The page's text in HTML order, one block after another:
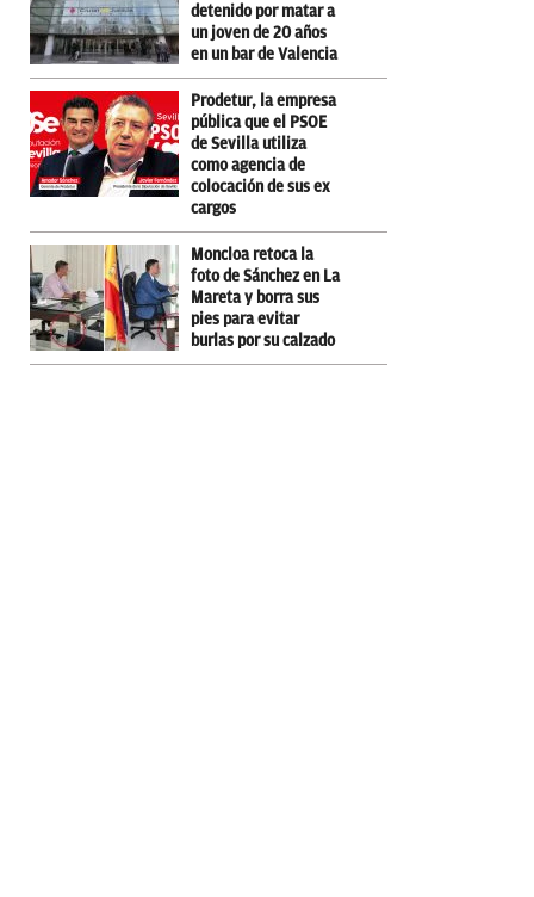
detenido por matar a
un joven de 20 años
en un bar de Valencia
Prodetur, la empresa
pública que el PSOE
de Sevilla utiliza
como agencia de
colocación de sus ex
cargos
Moncloa retoca la
foto de Sánchez en La
Mareta y borra sus
pies para evitar
burlas por su calzado